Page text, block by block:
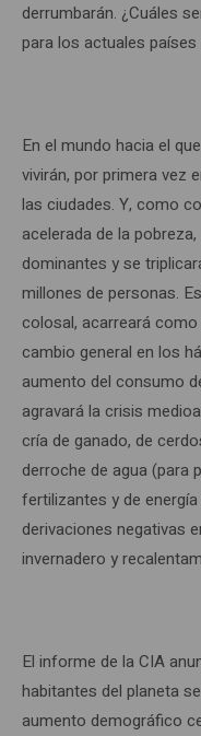
derrumbarán. ¿Cuáles
para los actuales
En el mundo hacia el
vivirán, por primera vez
las ciudades. Y, como
acelerada de la
dominantes y se
millones de personas.
colosal, acarreará
cambio general en los
aumento del consumo
agravará la crisis
cría de ganado, de
derroche de agua (para
fertilizantes y de
derivaciones negativas
invernadero y
El informe de la CIA
habitantes del planeta
aumento demográfico